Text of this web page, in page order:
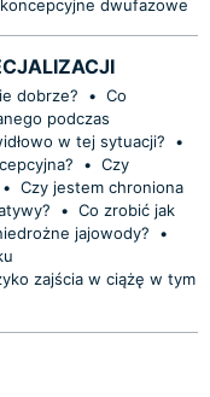
dwufazowe
dobrze? • Co
podczas
w tej sytuacji?
•
• Czy
• Czy jestem chroniona
• Co zrobić jak
jajowody?
•
zajścia w ciążę w tym